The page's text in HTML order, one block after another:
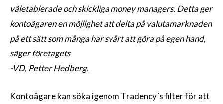
väletablerade och skickliga money managers. Detta ger
kontoägaren en möjlighet att delta på valutamarknaden
på ett sätt som många har svårt att göra på egen hand,
säger företagets
-VD, Petter Hedberg.
Kontoägare kan söka igenom Tradency´s filter för att